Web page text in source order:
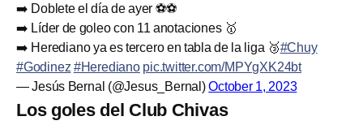
➡️ Doblete el día de ayer ⚽️⚽️
➡️ Líder de goleo con 11 anotaciones 🥇
➡️ Herediano ya es tercero en tabla de la liga 🥉#Chuy
#Godinez #Herediano pic.twitter.com/MPYgXK24bt
— Jesús Bernal (@Jesus_Bernal)October 1, 2023
Los goles del Club Chivas